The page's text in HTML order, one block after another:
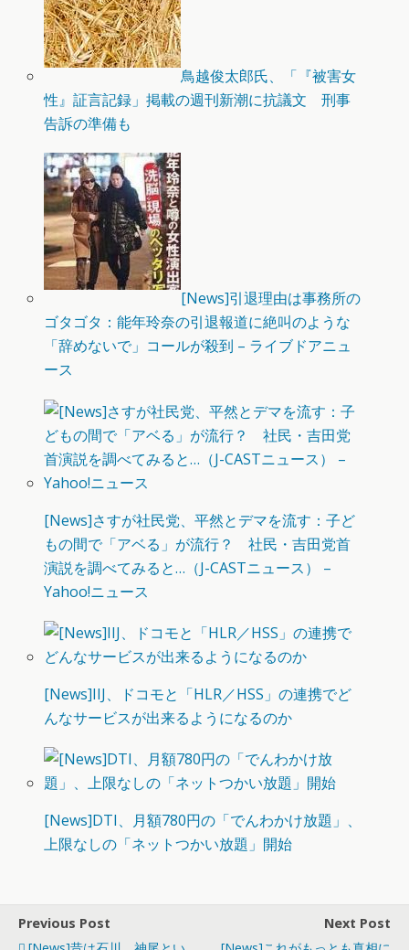
鳥越俊太郎氏、「『被害女
性』証言記録」掲載の週刊新潮に抗議文 刑事
告訴の準備も
[News]引退理由は事務所の
ゴタゴタ：能年玲奈の引退報道に絶叫のような
「辞めないで」コールが殺到 – ライブドアニュ
ース
[News]さすが社民党、平然とデマを流す：子ど
もの間で「アベる」が流行？ 社民・吉田党首
演説を調べてみると…（J-CASTニュース） –
Yahoo!ニュース
[News]IIJ、ドコモと「HLR／HSS」の連携でど
んなサービスが出来るようになるのか
[News]DTI、月額780円の「でんわかけ放題」、
上限なしの「ネットつかい放題」開始
Previous Post
Next Post